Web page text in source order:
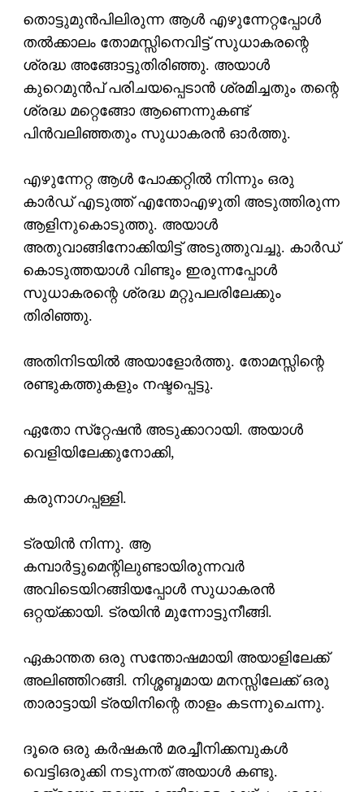
തൊട്ടുമുന്‍പിലിരുന്ന ആള്‍ എഴുന്നേറ്റപ്പോള്‍
തല്‍ക്കാലം തോമസ്സിനെവിട്ട് സുധാകരന്റെ
ശ്രദ്ധ അങ്ങോട്ടുതിരിഞ്ഞു. അയാള്‍
കുറെമുന്‍പ് പരിചയപ്പെടാന്‍ ശ്രമിച്ചതും തന്റെ
ശ്രദ്ധ മറ്റെങ്ങോ ആണെന്നുകണ്ട്
പിന്‍വലിഞ്ഞതും സുധാകരന്‍ ഓര്‍ത്തു.
എഴുന്നേറ്റ ആള്‍ പോക്കറ്റില്‍ നിന്നും ഒരു
കാര്‍ഡ് എടുത്ത് എന്തോഎഴുതി അടുത്തിരുന്ന
ആളിനുകൊടുത്തു. അയാള്‍
അതുവാങ്ങിനോക്കിയിട്ട് അടുത്തുവച്ചു. കാര്‍ഡ്
കൊടുത്തയാള്‍ വിണ്ടും ഇരുന്നപ്പോള്‍
സുധാകരന്റെ ശ്രദ്ധ മറ്റുപലരിലേക്കും
തിരിഞ്ഞു.
അതിനിടയില്‍ അയാളോര്‍ത്തു. തോമസ്സിന്റെ
രണ്ടുകത്തുകളും നഷ്ടപ്പെട്ടു.
ഏതോ സ്‌റ്റേഷന്‍ അടുക്കാറായി. അയാള്‍
വെളിയിലേക്കുനോക്കി,
കരുനാഗപ്പള്ളി.
ട്രയിന്‍ നിന്നു. ആ
കമ്പാര്‍ട്ടുമെന്റിലുണ്ടായിരുന്നവര്‍
അവിടെയിറങ്ങിയപ്പോള്‍ സുധാകരന്‍
ഒറ്റയ്ക്കായി. ട്രയിന്‍ മുന്നോട്ടുനീങ്ങി.
ഏകാന്തത ഒരു സന്തോഷമായി അയാളിലേക്ക്
അലിഞ്ഞിറങ്ങി. നിശ്ശബ്ദമായ മനസ്സിലേക്ക് ഒരു
താരാട്ടായി ട്രയിനിന്റെ താളം കടന്നുചെന്നു.
ദൂരെ ഒരു കര്‍ഷകന്‍ മരച്ചീനിക്കമ്പുകള്‍
വെട്ടിഒരുക്കി നടുന്നത് അയാള്‍ കണ്ടു.